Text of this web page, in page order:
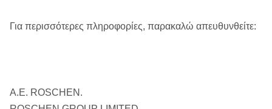
Για περισσότερες πληροφορίες, παρακαλώ απευθυνθείτε:
Α.Ε. ROSCHEN.